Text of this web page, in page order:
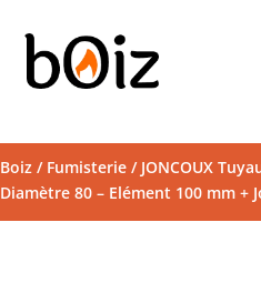
Boiz / Fumisterie / JONCOUX
Diamètre 80 – Elément 100 mm +